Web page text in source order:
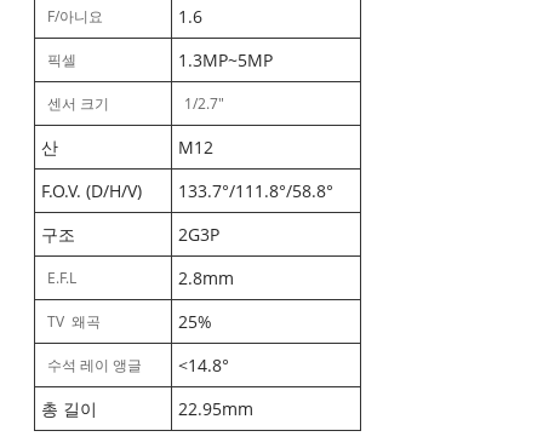
F/아니요 1.6
픽셀 1.3MP~5MP
센서 크기 1/2.7"
산
M12
F.O.V. (D/H/V)
133.7°/111.8°/58.8°
구조
2G3P
E.F.L 2.8mm
TV 왜곡 25%
수석 레이 앵글
<14.8°
총 길이
22.95mm